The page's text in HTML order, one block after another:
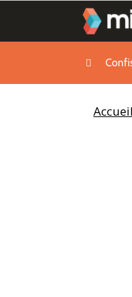
Accueil